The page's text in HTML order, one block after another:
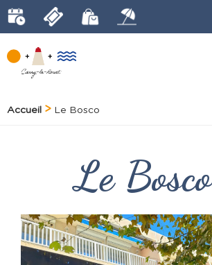
Accueil Le Bosco
Le Bosco